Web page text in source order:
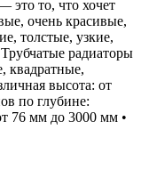
это то, что хочет
очень красивые,
толстые, узкие,
радиаторы
квадратные,
высота: от
по глубине:
76 мм до 3000 мм •